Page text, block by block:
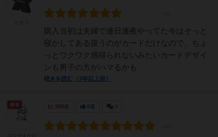
購入当初は夫婦で連日連夜やってた今はそっと
寝かしてある扱うのがカードだけなので、ちょ
っとワクワク感得られないみたいカードデザイ
ンも男子の方がハマるかも
続きを読む（3年以上前）
288名 0名
勇者